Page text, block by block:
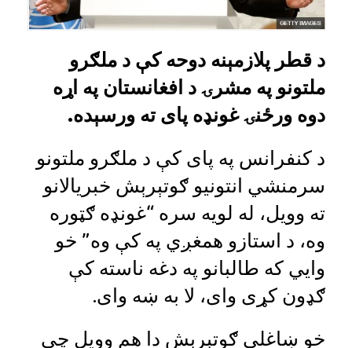
د قطر پلازمېنه دوحه کې د ملګرو
ملتونو په مشرۍ د افغانستان په اړه
دوه ورځنۍ غونډه پای ته ورسېده.‌
د کنفرانس په‌ پای کې د ملګرو ملتونو
سرمنشي انتونیو ګوتېرېش خبریالانو
ته وویل،‌ له لویه سره “غونډه ګټوره
وه، د استازو همغږي په کې وه” خو
وايي‌ که طالبانو په دغه ناسته کې
ګډون کړی وای، لا به ښه وای.‌
خو ښاغلي ګوتېرېش دا هم وویل چې